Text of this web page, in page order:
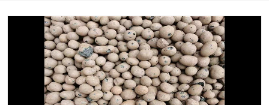
园林绿化陶粒 生物陶粒
陶粒砂 粘土陶粒
建筑陶粒 陶粒回填